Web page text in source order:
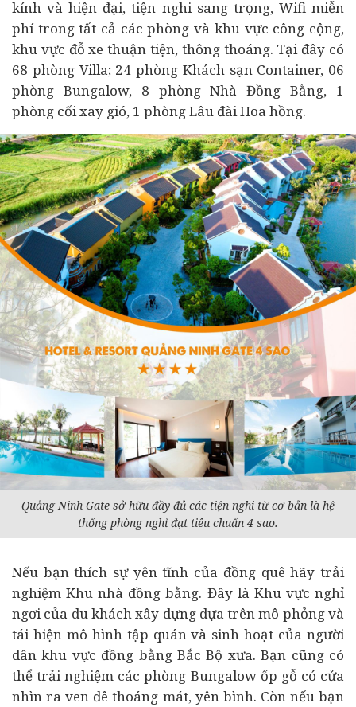
kính và hiện đại, tiện nghi sang trọng, Wifi miễn
phí trong tất cả các phòng và khu vực công cộng,
khu vực đỗ xe thuận tiện, thông thoáng. Tại đây có
68 phòng Villa; 24 phòng Khách sạn Container, 06
phòng Bungalow, 8 phòng Nhà Đồng Bằng, 1
phòng cối xay gió, 1 phòng Lâu đài Hoa hồng.
Quảng Ninh Gate sở hữu đầy đủ các tiện nghi từ cơ bản là hệ
thống phòng nghỉ đạt tiêu chuẩn 4 sao.
Nếu bạn thích sự yên tĩnh của đồng quê hãy trải
nghiệm Khu nhà đồng bằng. Đây là Khu vực nghỉ
ngơi của du khách xây dựng dựa trên mô phỏng và
tái hiện mô hình tập quán và sinh hoạt của người
dân khu vực đồng bằng Bắc Bộ xưa. Bạn cũng có
thể trải nghiệm các phòng Bungalow ốp gỗ có cửa
nhìn ra ven đê thoáng mát, yên bình. Còn nếu bạn